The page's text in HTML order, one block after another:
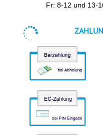
Fr: 8-12 und 13-
